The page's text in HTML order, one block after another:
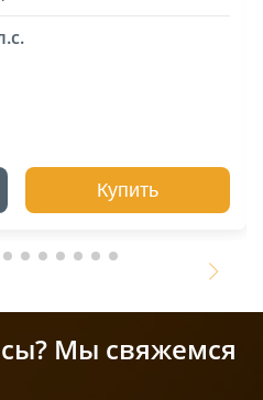
Купить
Мы свяжемся